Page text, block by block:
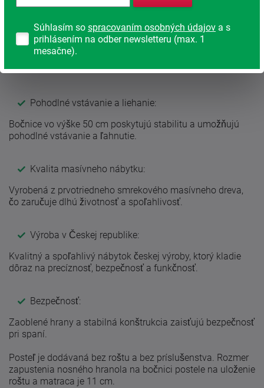
Starostlivosť o blízkych:
Uľahčuje prístup a starostlivosť o blízkych, najmä pri
využití motorového polohovacieho roštu a zdravotného
matraca.
Pohodlné vstávanie a liehanie:
Bočnice vo výške 50 cm poskytujú stabilitu a umožňujú
pohodlné vstávanie a ľahnutie.
Kvalita masívneho nábytku:
Vyrobená z prvotriedneho smrekového masívneho dreva,
čo zaručuje dlhú životnosť a spoľahlivosť.
Výroba v Českej republike:
Kvalitný a spoľahlivý nábytok českej výroby, ktorý kladie
dôraz na precíznosť, bezpečnosť a funkčnosť.
Bezpečnosť:
Zaoblené hrany a stabilná konštrukcia zaisťujú bezpečnosť
pri spaní.
Posteľ je dodávaná bez roštu a bez príslušenstva. Rozmer
zapustenia nosného hranola na bočnici postele na uloženie
roštu a matraca je 11 cm.
Súhlasím so spracovaním osobných údajov a s
prihlásením na odber newsletteru (max. 1
mesačne).